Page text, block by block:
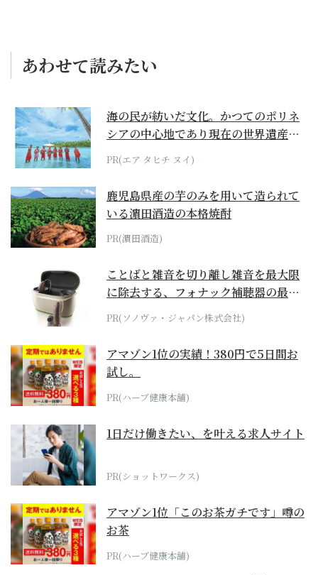
あわせて読みたい
海の民が紡いだ文化。かつてのポリネ
シアの中心地であり現在の世界遺産か
らみえてくる...
PR(エア タヒチ ヌイ)
鹿児島県産の芋のみを用いて造られて
いる濵田酒造の本格焼酎
PR(濵田酒造)
ことばと雑音を切り離し雑音を最大限
に除去する、フォナック補聴器の最上
位モデル
PR(ソノヴァ・ジャパン株式会社)
アマゾン1位の実績！380円で5日間お
試し。
PR(ハーブ健康本舗)
1日だけ働きたい、を叶える求人サイト
PR(ショットワークス)
アマゾン1位「このお茶ガチです」噂の
お茶
PR(ハーブ健康本舗)